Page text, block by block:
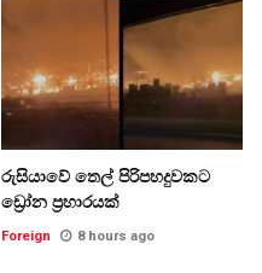
රුසියාවේ තෙල් පිරිපහදුවකට
ඩ්‍රෝන ප්‍රහාරයක්
Foreign 8 hours ago